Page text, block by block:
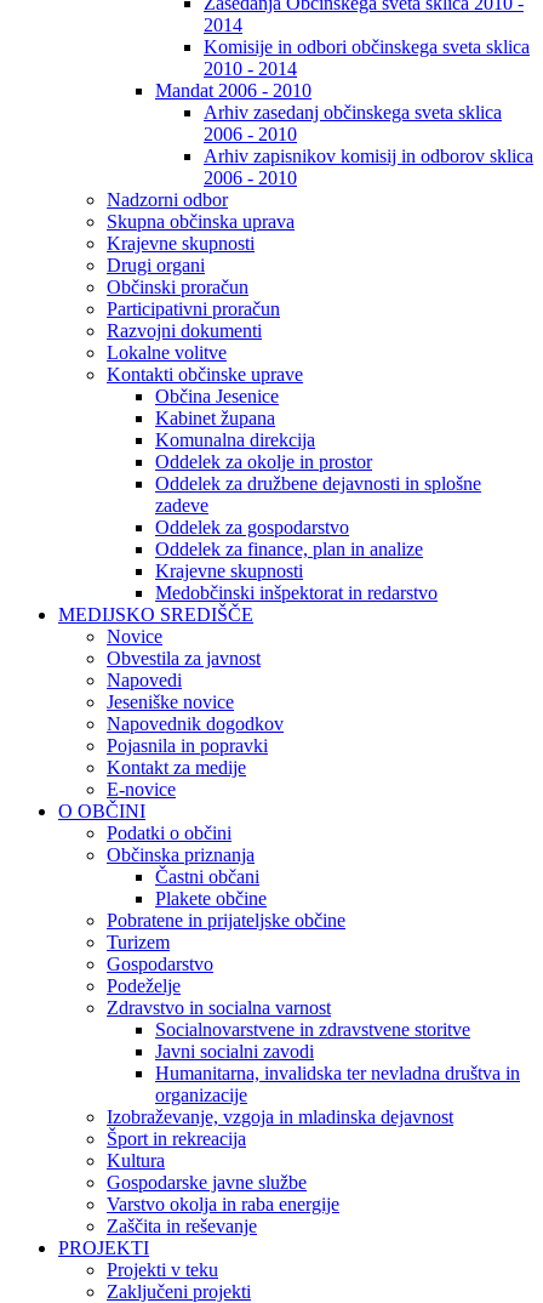
2014
Komisije in odbori občinskega sveta sklica
2010 - 2014
Mandat 2006 - 2010
Arhiv zasedanj občinskega sveta sklica
2006 - 2010
Arhiv zapisnikov komisij in odborov sklica
2006 - 2010
Nadzorni odbor
Skupna občinska uprava
Krajevne skupnosti
Drugi organi
Občinski proračun
Participativni proračun
Razvojni dokumenti
Lokalne volitve
Kontakti občinske uprave
Občina Jesenice
Kabinet župana
Komunalna direkcija
Oddelek za okolje in prostor
Oddelek za družbene dejavnosti in splošne
zadeve
Oddelek za gospodarstvo
Oddelek za finance, plan in analize
Krajevne skupnosti
Medobčinski inšpektorat in redarstvo
MEDIJSKO SREDIŠČE
Novice
Obvestila za javnost
Napovedi
Jeseniške novice
Napovednik dogodkov
Pojasnila in popravki
Kontakt za medije
E-novice
O OBČINI
Podatki o občini
Občinska priznanja
Častni občani
Plakete občine
Pobratene in prijateljske občine
Turizem
Gospodarstvo
Podeželje
Zdravstvo in socialna varnost
Socialnovarstvene in zdravstvene storitve
Javni socialni zavodi
Humanitarna, invalidska ter nevladna društva in
organizacije
Izobraževanje, vzgoja in mladinska dejavnost
Šport in rekreacija
Kultura
Gospodarske javne službe
Varstvo okolja in raba energije
Zaščita in reševanje
PROJEKTI
Projekti v teku
Zaključeni projekti